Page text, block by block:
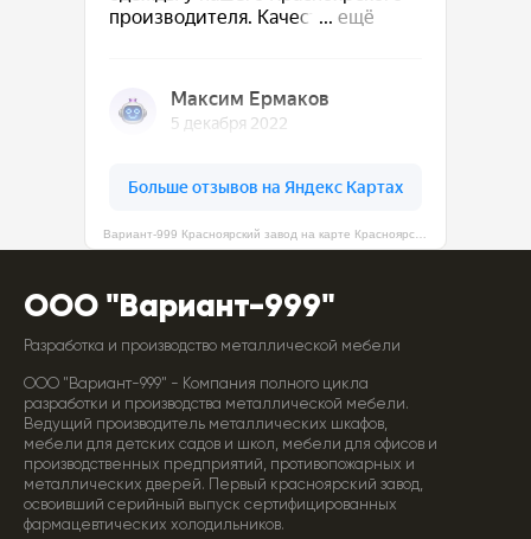
ООО "Вариант-999"
Разработка и производство металлической мебели
ООО "Вариант-999" - Компания полного цикла
разработки и производства металлической мебели.
Ведущий производитель металлических шкафов,
мебели для детских садов и школ, мебели для офисов и
производственных предприятий, противопожарных и
металлических дверей. Первый красноярский завод,
освоивший серийный выпуск сертифицированных
фармацевтических холодильников.